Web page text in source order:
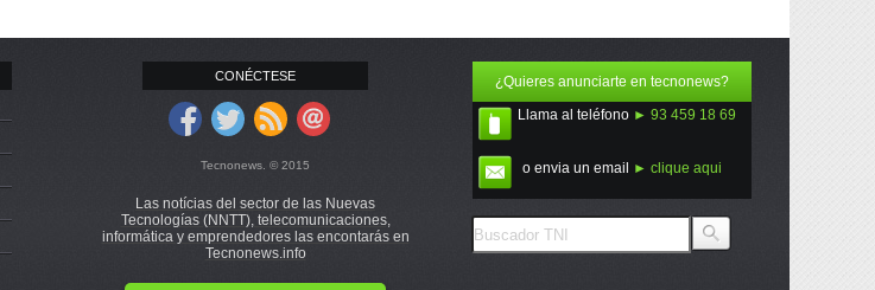
CONÉCTESE
Tecnonews. © 2015
Las notícias del sector de las Nuevas
Tecnologías (NNTT), telecomunicaciones,
informática y emprendedores las encontarás en
Tecnonews.info
¿Quieres anunciarte en tecnonews?
Llama al teléfono ► 93 459 18 69
o envia un email ► clique aqui